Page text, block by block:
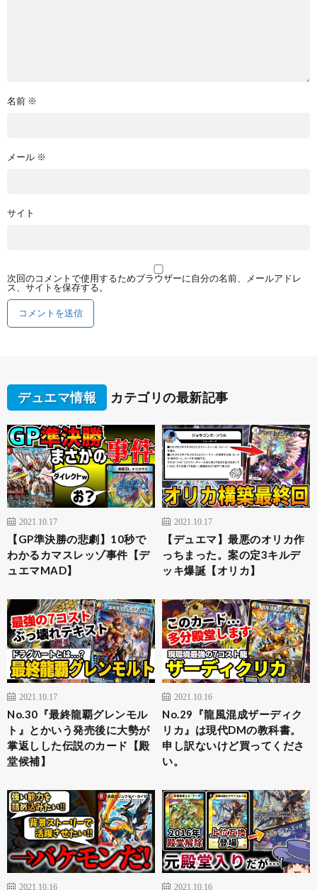
名前 ※
メール ※
サイト
次回のコメントで使用するためブラウザーに自分の名前、メールアドレ
ス、サイトを保存する。
デュエマ情報 カテゴリの最新記事
2021.10.17
【GP準決勝の悲劇】10秒で
わかるカマスレッゾ事件【デ
ュエマMAD】
2021.10.17
【デュエマ】最悪のオリカ作
っちまった。案の定3キルデ
ッキ爆誕【オリカ】
2021.10.17
No.30『最終龍覇グレンモル
ト』とかいう発売後に大勢が
掌返しした伝説のカード【殿
堂候補】
2021.10.16
No.29『龍風混成ザーディク
リカ』は現代DMの教科書。
申し訳ないけど買ってくださ
い。
2021.10.16 2021.10.16